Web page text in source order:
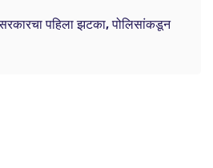
पहिला झटका, पोलिसांकडून